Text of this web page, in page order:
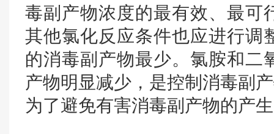
毒副产物浓度的最有效、最可
其他氯化反应条件也应进行调
的消毒副产物最少。氯胺和二
产物明显减少，是控制消毒副
为了避免有害消毒副产物的产